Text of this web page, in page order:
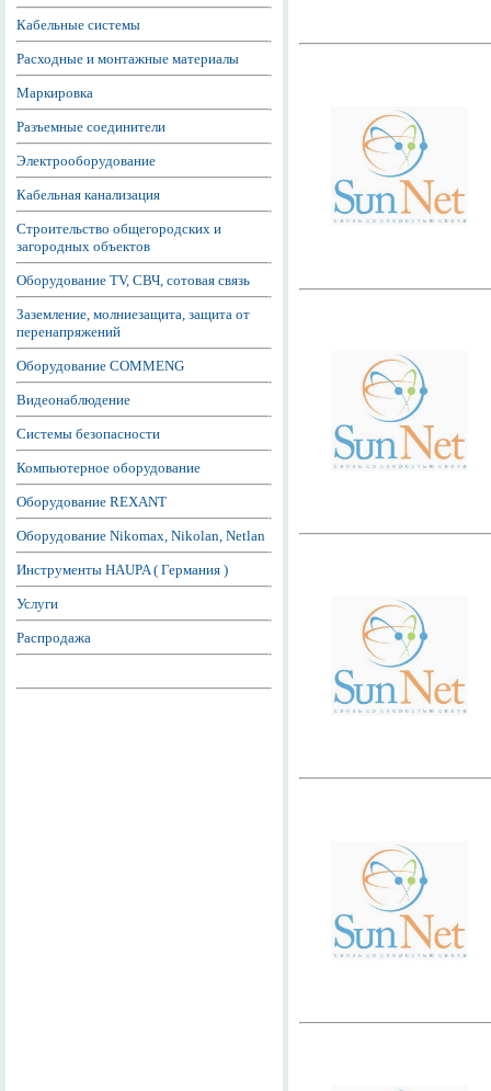
Кабельные системы
Расходные и монтажные материалы
Маркировка
Разъемные соединители
Электрооборудование
Кабельная канализация
Строительство общегородских и
загородных объектов
Оборудование TV, СВЧ, сотовая связь
Заземление, молниезащита, защита от
перенапряжений
Оборудование COMMENG
Видеонаблюдение
Системы безопасности
Компьютерное оборудование
Оборудование REXANT
Оборудование Nikomax, Nikolan, Netlan
Инструменты HAUPA ( Германия )
Услуги
Распродажа